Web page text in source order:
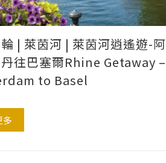
| 萊茵河 | 萊茵河逍遙遊-阿
往巴塞爾Rhine Getaway –
to Basel
多